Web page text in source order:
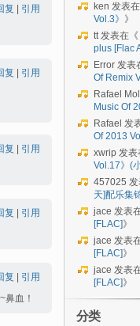
复
引用
复
引用
复
引用
复
引用
复
引用
血！
ken 发表
Vol.3》 》
tt发表在《
plus [Flac
Error 发表
Of Remix
Rafael
Music Of
Rafael 发
Of 2013
xwrip 发表
Vol.17》(
457025 发
天]配乐集
jace 发表
[FLAC]》
jace 发表
[FLAC]》
jace 发表
[FLAC]》
分类